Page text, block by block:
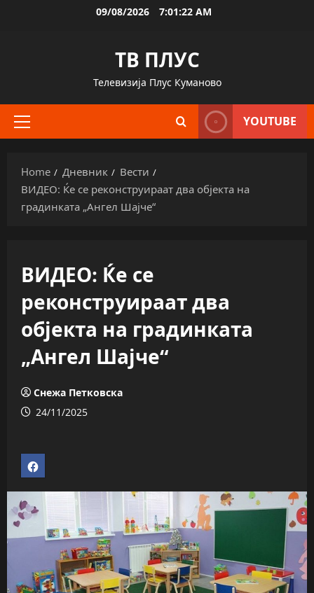
09/08/2026 7:01:23 AM
ТВ ПЛУС
Телевизија Плус Куманово
Primary
YOUTUBE
Home Дневник
Вести
ВИДЕО: Ќе се реконструираат два објекта на
градинката „Ангел Шајче“
ВИДЕО: Ќе се
реконструираат два
објекта на градинката
„Ангел Шајче“
Снежа Петковска
24/11/2025